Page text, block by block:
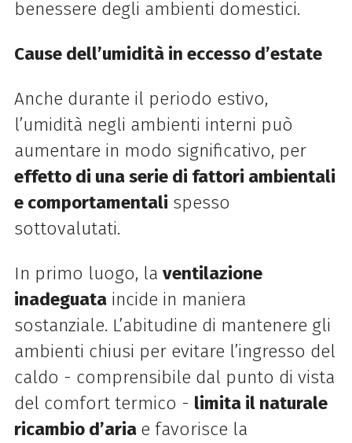
benessere degli ambienti domestici.
Cause dell’umidità in eccesso d’estate
Anche durante il periodo estivo,
l’umidità negli ambienti interni può
aumentare in modo significativo, per
effetto di una serie di fattori ambientali
e comportamentali spesso
sottovalutati.
In primo luogo, la ventilazione
inadeguataincide in maniera
sostanziale. L’abitudine di mantenere gli
ambienti chiusi per evitare l’ingresso del
caldo - comprensibile dal punto di vista
del comfort termico - limita il naturale
ricambio d’aria e favorisce la